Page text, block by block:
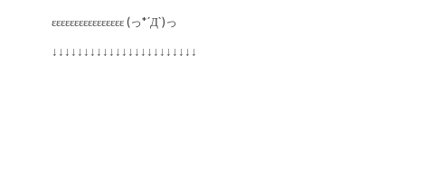
εεεεεεεεεεεεεεεε (っ*´Д`)っ
↓↓↓↓↓↓↓↓↓↓↓↓↓↓↓↓↓↓↓↓↓↓↓